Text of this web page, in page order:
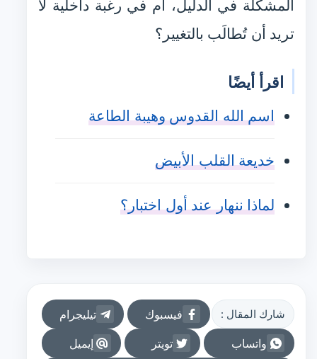
المشكلة في الدليل، أم في رغبة داخلية لا
تريد أن تُطالَب بالتغيير؟
اقرأ أيضًا
اسم الله القدوس وهيبة الطاعة
خديعة القلب الأبيض
لماذا ننهار عند أول اختبار؟
شارك المقال : فيسبوك
تيليجرام
واتساب
تويتر
إيميل